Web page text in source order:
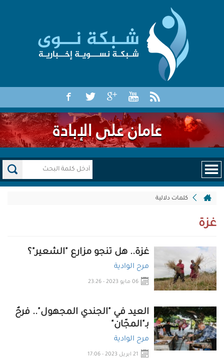
كلمات دلالية
غزة
غزة.. هل تنجو مزارع "الشعير"؟
مرح الوادية
06 مايو 2023 - 23:26
العيد في "الجندي المجهول".. فرحٌ
بـ"المجّان"
مرح الوادية
21 ابريل 2023 - 17:06